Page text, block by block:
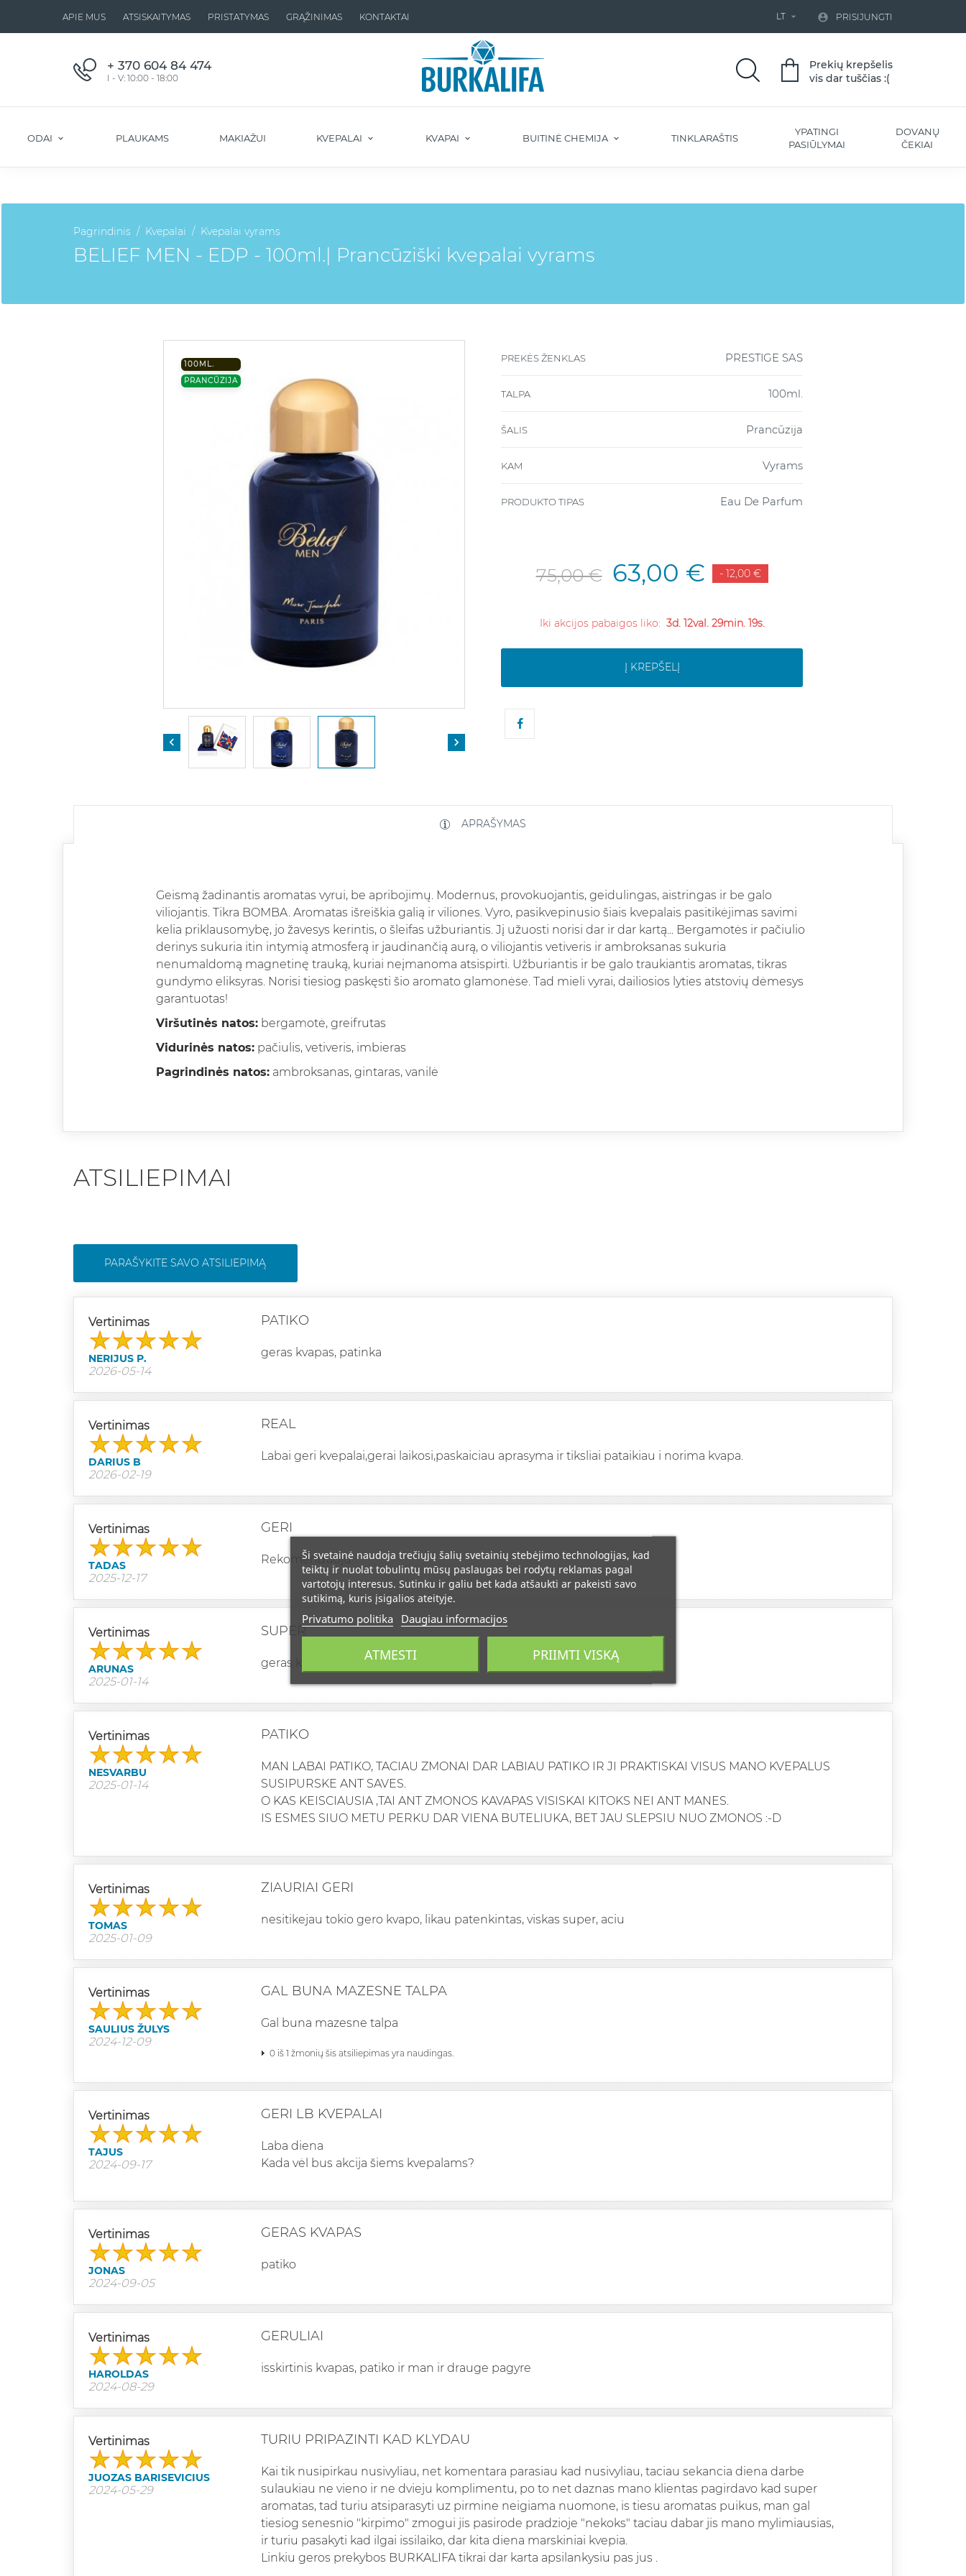
APIE MUS ATSISKAITYMAS PRISTATYMAS GRĄŽINIMAS KONTAKTAI LT   PRISIJUNGTI
+ 370 604 84 474
I - V: 10:00 - 18:00
Prekių krepšelis
vis dar tuščias :(
ODAI PLAUKAMS MAKIAŽUI KVEPALAI KVAPAI BUITINĖ CHEMIJA TINKLARAŠTIS
YPATINGI
PASIŪLYMAI
DOVANŲ
ČEKIAI
Pagrindinis Kvepalai Kvepalai vyrams
BELIEF MEN - EDP - 100ml.| Prancūziški kvepalai vyrams
100ML.
PRANCŪZIJA
 
PREKĖS ŽENKLAS PRESTIGE SAS
TALPA 100ml.
ŠALIS Prancūzija
KAM Vyrams
PRODUKTO TIPAS Eau De Parfum
75,00 € 63,00 € - 12,00 €
Iki akcijos pabaigos liko: 3d. 12val. 29min. 18s.
Į KREPŠELĮ
APRAŠYMAS
Geismą žadinantis aromatas vyrui, be apribojimų. Modernus, provokuojantis, geidulingas, aistringas ir be galo
viliojantis. Tikra BOMBA. Aromatas išreiškia galią ir viliones. Vyro, pasikvepinusio šiais kvepalais pasitikėjimas savimi
kelia priklausomybę, jo žavesys kerintis, o šleifas užburiantis. Jį užuosti norisi dar ir dar kartą... Bergamotės ir pačiulio
derinys sukuria itin intymią atmosferą ir jaudinančią aurą, o viliojantis vetiveris ir ambroksanas sukuria
nenumaldomą magnetinę trauką, kuriai neįmanoma atsispirti. Užburiantis ir be galo traukiantis aromatas, tikras
gundymo eliksyras. Norisi tiesiog paskęsti šio aromato glamonėse. Tad mieli vyrai, dailiosios lyties atstovių dėmesys
garantuotas!
Viršutinės natos: bergamotė, greifrutas
Vidurinės natos: pačiulis, vetiveris, imbieras
Pagrindinės natos: ambroksanas, gintaras, vanilė
ATSILIEPIMAI
PARAŠYKITE SAVO ATSILIEPIMĄ
Vertinimas
NERIJUS P.
2026-05-14
PATIKO
geras kvapas, patinka
Vertinimas
DARIUS B
2026-02-19
REAL
Labai geri kvepalai,gerai laikosi,paskaiciau aprasyma ir tiksliai pataikiau i norima kvapa.
Vertinimas
TADAS
2025-12-17
GERI
Rekomenduoju
Vertinimas
ARUNAS
2025-01-14
SUPER
geras kvapas
Vertinimas
NESVARBU
2025-01-14
PATIKO
MAN LABAI PATIKO, TACIAU ZMONAI DAR LABIAU PATIKO IR JI PRAKTISKAI VISUS MANO KVEPALUS
SUSIPURSKE ANT SAVES.
O KAS KEISCIAUSIA ,TAI ANT ZMONOS KAVAPAS VISISKAI KITOKS NEI ANT MANES.
IS ESMES SIUO METU PERKU DAR VIENA BUTELIUKA, BET JAU SLEPSIU NUO ZMONOS :-D
Vertinimas
TOMAS
2025-01-09
ZIAURIAI GERI
nesitikejau tokio gero kvapo, likau patenkintas, viskas super, aciu
Vertinimas
SAULIUS ŽULYS
2024-12-09
GAL BUNA MAZESNE TALPA
Gal buna mazesne talpa
0 iš 1 žmonių šis atsiliepimas yra naudingas.
Vertinimas
TAJUS
2024-09-17
GERI LB KVEPALAI
Laba diena
Kada vėl bus akcija šiems kvepalams?
Vertinimas
JONAS
2024-09-05
GERAS KVAPAS
patiko
Vertinimas
HAROLDAS
2024-08-29
GERULIAI
isskirtinis kvapas, patiko ir man ir drauge pagyre
Vertinimas
JUOZAS BARISEVICIUS
2024-05-29
TURIU PRIPAZINTI KAD KLYDAU
Kai tik nusipirkau nusivyliau, net komentara parasiau kad nusivyliau, taciau sekancia diena darbe
sulaukiau ne vieno ir ne dvieju komplimentu, po to net daznas mano klientas pagirdavo kad super
aromatas, tad turiu atsiparasyti uz pirmine neigiama nuomone, is tiesu aromatas puikus, man gal
tiesiog senesnio "kirpimo" zmogui jis pasirode pradzioje "nekoks" taciau dabar jis mano mylimiausias,
ir turiu pasakyti kad ilgai issilaiko, dar kita diena marskiniai kvepia.
Linkiu geros prekybos BURKALIFA tikrai dar karta apsilankysiu pas jus .
Ši svetainė naudoja trečiųjų šalių svetainių stebėjimo technologijas, kad
teiktų ir nuolat tobulintų mūsų paslaugas bei rodytų reklamas pagal
vartotojų interesus. Sutinku ir galiu bet kada atšaukti ar pakeisti savo
sutikimą, kuris įsigalios ateityje.
Privatumo politika Daugiau informacijos
ATMESTI PRIIMTI VISKĄ